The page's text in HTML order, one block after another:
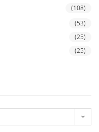
(108)
(53)
(25)
(25)